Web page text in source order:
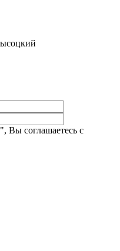
Вы соглашаетесь с